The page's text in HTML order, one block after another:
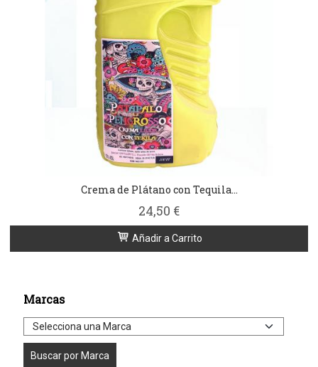
Marcas
Crema de Plátano con Tequila...
24,50 €
Añadir a Carrito